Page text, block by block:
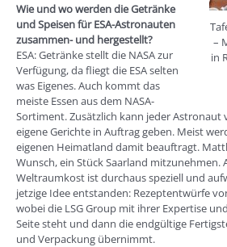
–
in
Wie und wo werden die Getränke
und Speisen für ESA-Astronauten
zusammen- und hergestellt?
ESA: Getränke stellt die NASA zur
Verfügung, da fliegt die ESA selten
was Eigenes. Auch kommt das
meiste Essen aus dem NASA-
Sortiment. Zusätzlich kann jeder Astronaut
eigene Gerichte in Auftrag geben. Meist
eigenen Heimatland damit beauftragt.
Wunsch, ein Stück Saarland mitzunehmen.
Weltraumkost ist durchaus speziell und
jetzige Idee entstanden: Rezeptentwürfe
wobei die LSG Group mit ihrer Expertise
Seite steht und dann die endgültige
und Verpackung übernimmt.